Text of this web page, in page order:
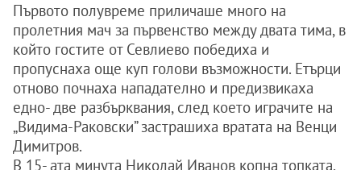
Първото полувреме приличаше много на
пролетния мач за първенство между двата тима, в
който гостите от Севлиево победиха и
пропуснаха още куп голови възможности. Етърци
отново почнаха нападателно и предизвикаха
едно- две разбърквания, след което играчите на
„Видима-Раковски” застрашиха вратата на Венци
Димитров.
В 15- ата минута Николай Иванов копна топката,